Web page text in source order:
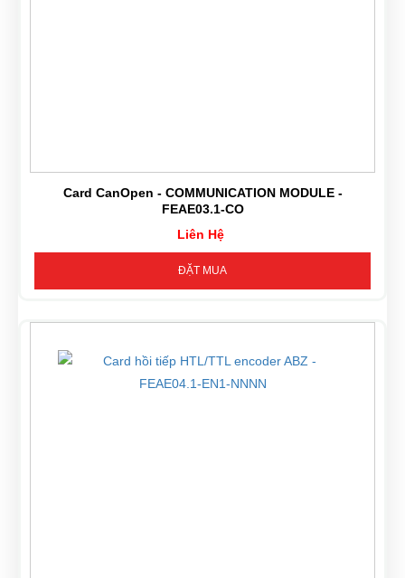
Card CanOpen - COMMUNICATION MODULE -
FEAE03.1-CO
Liên Hệ
ĐẶT MUA